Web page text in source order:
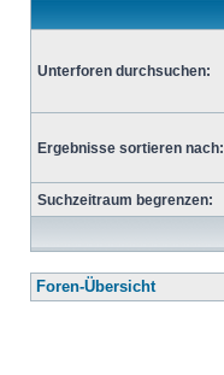
Unterforen durchsuchen:
Ergebnisse sortieren nach:
Suchzeitraum begrenzen:
Foren-Übersicht